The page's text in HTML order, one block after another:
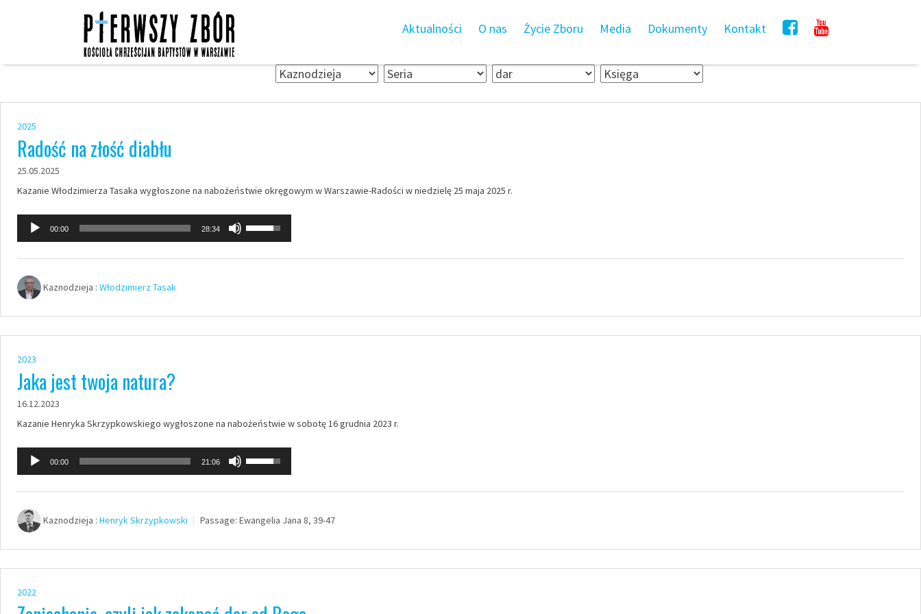
Aktualności O nas Życie Zboru Media Dokumenty Kontakt
2025
Radość na złość diabłu
25.05.2025
Kazanie Włodzimierza Tasaka wygłoszone na nabożeństwie okręgowym w Warszawie-Radości w niedzielę 25 maja 2025 r.
Odtwarzacz
plików
dźwiękowych
00:00 28:34
Używaj
strzałek
do
do
dołu
głośność.
Kaznodzieja : Włodzimierz Tasak
2023
Jaka jest twoja natura?
16.12.2023
Kazanie Henryka Skrzypkowskiego wygłoszone na nabożeństwie w sobotę 16 grudnia 2023 r.
Odtwarzacz
plików
dźwiękowych
00:00 21:06
Używaj
strzałek
do
oraz
do
dołu
zwiększyć
Kaznodzieja : Henryk Skrzypkowski Passage: Ewangelia Jana 8, 39-47
2022